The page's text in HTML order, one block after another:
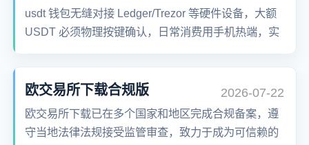
usdt 钱包无缝对接 Ledger/Trezor 等硬件设备，大额
USDT 必须物理按键确认，日常消费用手机热端，实
欧交易所下载合规版 2026-07-22
欧交易所下载已在多个国家和地区完成合规备案，遵
守当地法律法规接受监管审查，致力于成为可信赖的